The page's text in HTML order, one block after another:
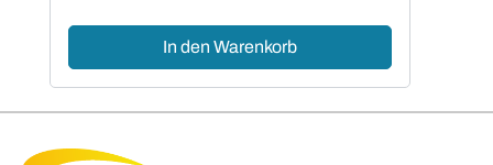
In den Warenkorb